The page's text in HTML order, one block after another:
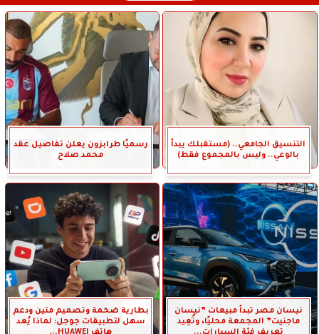
التنسيق الجامعي.. (مستقبلك يبدأ
بالوعي.. وليس بالمجموع فقط)
رسميًا طرابزون يعلن تفاصيل عقد
محمد صلاح
نيسان مصر تبدأ مبيعات ”نيسان
ماجنيت” المجمعة محليًا، وتُعِيد
تعريف فئة السيارات...
بطارية ضخمة وتصميم متين ودعم
سهل لتطبيقات جوجل: لماذا يُعد
هاتف HUAWEI...